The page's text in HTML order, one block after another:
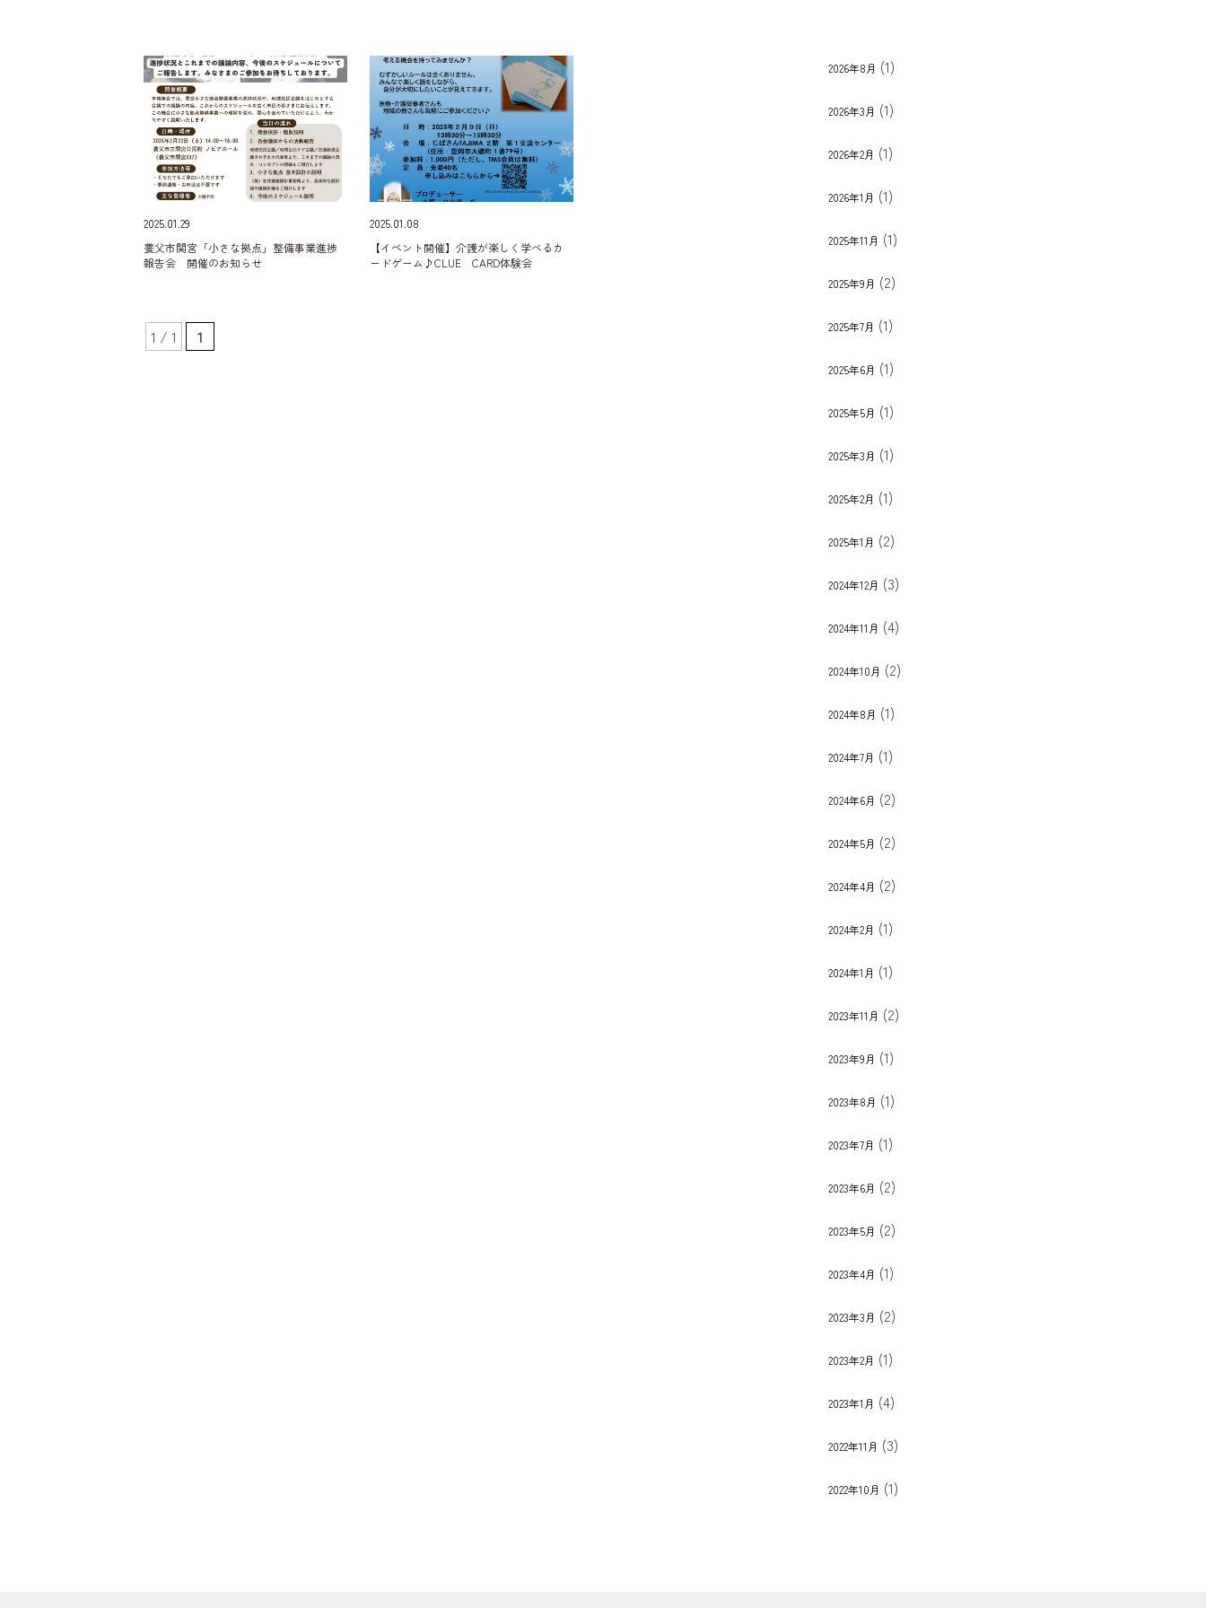
2025.01.29
養父市関宮「小さな拠点」整備事業進捗
報告会 開催のお知らせ
2025.01.08
【イベント開催】介護が楽しく学べるカ
ードゲーム♪CLUE CARD体験会
1 / 1 1
2026年8月 (1)
2026年3月 (1)
2026年2月 (1)
2026年1月 (1)
2025年11月 (1)
2025年9月 (2)
2025年7月 (1)
2025年6月 (1)
2025年5月 (1)
2025年3月 (1)
2025年2月 (1)
2025年1月 (2)
2024年12月 (3)
2024年11月 (4)
2024年10月 (2)
2024年8月 (1)
2024年7月 (1)
2024年6月 (2)
2024年5月 (2)
2024年4月 (2)
2024年2月 (1)
2024年1月 (1)
2023年11月 (2)
2023年9月 (1)
2023年8月 (1)
2023年7月 (1)
2023年6月 (2)
2023年5月 (2)
2023年4月 (1)
2023年3月 (2)
2023年2月 (1)
2023年1月 (4)
2022年11月 (3)
2022年10月 (1)